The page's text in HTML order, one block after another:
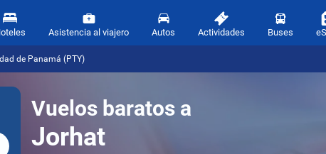
Asistencia al viajero Autos Actividades Buses
de Panamá (PTY)
Vuelos baratos a
Jorhat